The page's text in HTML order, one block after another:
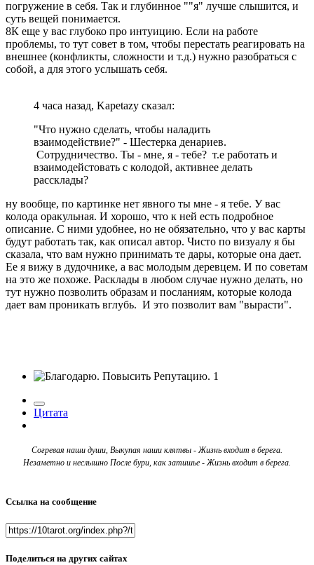
погружение в себя. Так и глубинное ""я" лучше слышится, и
суть вещей понимается.
8К еще у вас глубоко про интуицию. Если на работе
проблемы, то тут совет в том, чтобы перестать реагировать на
внешнее (конфликты, сложности и т.д.) нужно разобраться с
собой, а для этого услышать себя.
4 часа назад, Kapetazy сказал:
"Что нужно сделать, чтобы наладить
взаимодействие?" - Шестерка денариев.
Сотрудничество. Ты - мне, я - тебе? т.е работать и
взаимодейстовать с колодой, активнее делать
рассклады?
ну вообще, по картинке нет явного ты мне - я тебе. У вас
колода оракульная. И хорошо, что к ней есть подробное
описание. С ними удобнее, но не обязательно, что у вас карты
будут работать так, как описал автор. Чисто по визуалу я бы
сказала, что вам нужно принимать те дары, которые она дает.
Ее я вижу в дудочнике, а вас молодым деревцем. И по советам
на это же похоже. Расклады в любом случае нужно делать, но
тут нужно позволить образам и посланиям, которые колода
дает вам проникать вглубь. И это позволит вам "вырасти".
1
Цитата
Согревая наши души, Выкупая наши клятвы - Жизнь входит в берега.
Незаметно и неслышно После бури, как затишье - Жизнь входит в берега.
Ссылка на сообщение
Поделиться на других сайтах